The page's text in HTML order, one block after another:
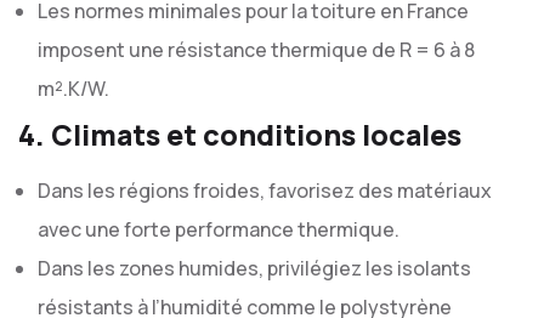
Les normes minimales pour la toiture en France
imposent une résistance thermique de R = 6 à 8
m².K/W.
4. Climats et conditions locales
Dans les régions froides, favorisez des matériaux
avec une forte performance thermique.
Dans les zones humides, privilégiez les isolants
résistants à l’humidité comme le polystyrène